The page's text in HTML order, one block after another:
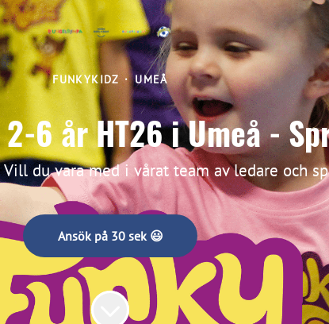
FUNKYKIDZ · UMEÅ
6 år HT26 i Umeå -
du vara med i vårat team av ledare och
Ansök på 30 sek 😃